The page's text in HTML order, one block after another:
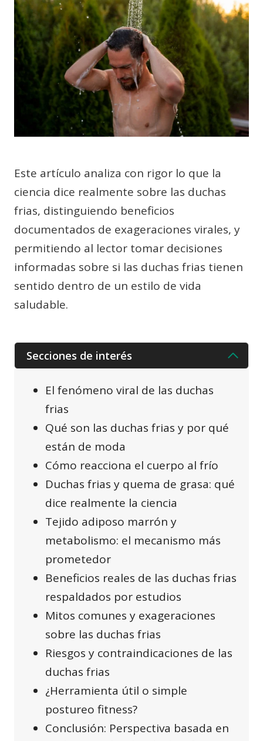
Este artículo analiza con rigor lo que la
ciencia dice realmente sobre las duchas
frias, distinguiendo beneficios
documentados de exageraciones virales, y
permitiendo al lector tomar decisiones
informadas sobre si las duchas frias tienen
sentido dentro de un estilo de vida
saludable.
Secciones de interés
El fenómeno viral de las duchas
frias
Qué son las duchas frias y por qué
están de moda
Cómo reacciona el cuerpo al frío
Duchas frias y quema de grasa: qué
dice realmente la ciencia
Tejido adiposo marrón y
metabolismo: el mecanismo más
prometedor
Beneficios reales de las duchas frias
respaldados por estudios
Mitos comunes y exageraciones
sobre las duchas frias
Riesgos y contraindicaciones de las
duchas frias
¿Herramienta útil o simple
postureo fitness?
Conclusión: Perspectiva basada en